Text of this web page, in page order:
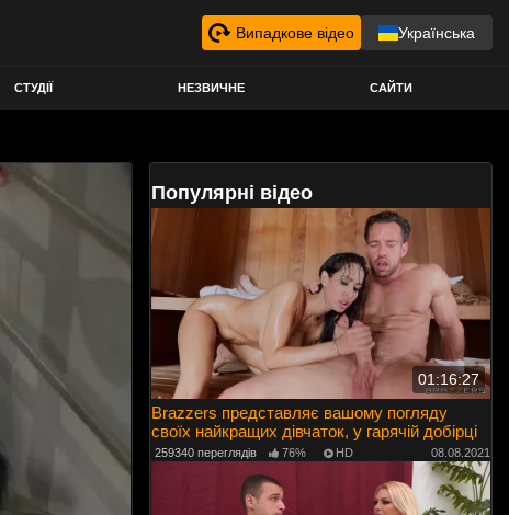
Випадкове відео Українська
СТУДІЇ НЕЗВИЧНЕ САЙТИ
Популярні відео
01:16:27
Brazzers представляє вашому погляду
своїх найкращих дівчаток, у гарячій добірці
259340 переглядів 76% HD 08.08.2021